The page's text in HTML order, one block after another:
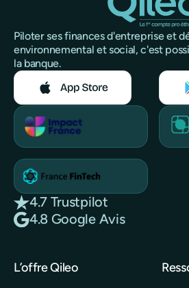
Piloter ses finances d'entreprise et
environnemental et social, c'est
la banque.
4.7 Trustpilot
4.8 Google Avis
L’offre Qileo